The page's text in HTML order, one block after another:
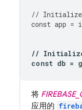
// Initialize
const app =
//
const db =
将
应用的